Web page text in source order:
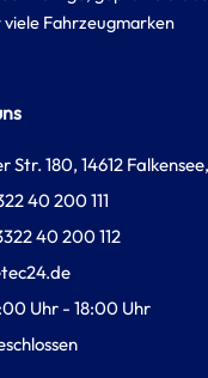
Fahrzeugmarken
Str. 180, 14612
40 200 111
40 200 112
Uhr - 18:00 Uhr